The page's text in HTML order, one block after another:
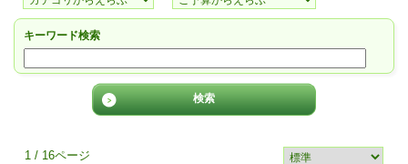
キーワード検索
1 / 16ページ